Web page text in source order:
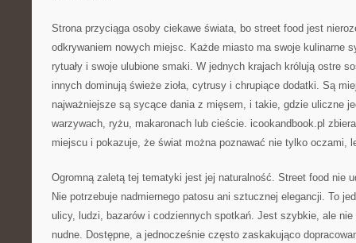
Strona przyciąga osoby ciekawe świata, bo street food jest
odkrywaniem nowych miejsc. Każde miasto ma swoje kulinarne
rytuały i swoje ulubione smaki. W jednych krajach królują ostre
innych dominują świeże zioła, cytrusy i chrupiące dodatki. Są
najważniejsze są sycące dania z mięsem, i takie, gdzie uliczne
warzywach, ryżu, makaronach lub cieście. icookandbook.pl
miejscu i pokazuje, że świat można poznawać nie tylko oczami,
Ogromną zaletą tej tematyki jest jej naturalność. Street food nie
Nie potrzebuje nadmiernego patosu ani sztucznej elegancji. To
ulicy, ludzi, bazarów i codziennych spotkań. Jest szybkie, ale
nudne. Dostępne, a jednocześnie często zaskakująco